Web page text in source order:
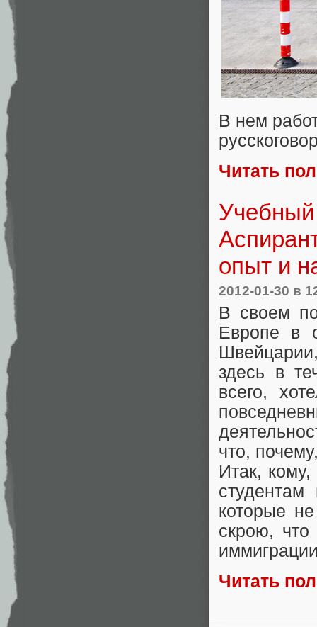
В нем
Читать
опыт и
2012-01-30 в
В своем
Европе в
здесь в
всего,
что,
Итак,
которые
скрою,
Читать